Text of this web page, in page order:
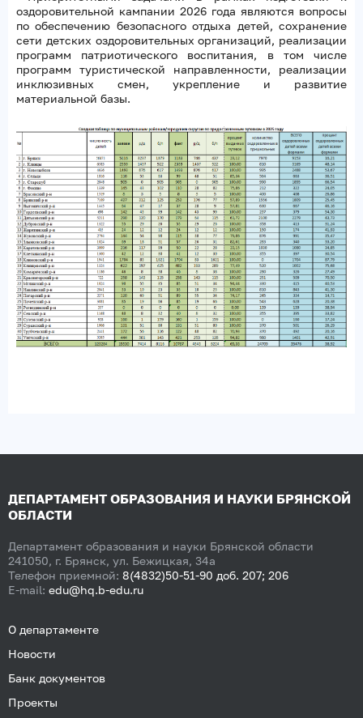
оздоровительной кампании 2026 года являются вопросы
по обеспечению безопасного отдыха детей, сохранение
сети детских оздоровительных организаций, реализации
программ патриотического воспитания, в том числе
программ туристической направленности, реализации
инклюзивных смен, укрепление и развитие
материальной базы.
ДЕПАРТАМЕНТ ОБРАЗОВАНИЯ И НАУКИ БРЯНСКОЙ
ОБЛАСТИ
Департамент образования и науки Брянской области
241050, г. Брянск, ул. Бежицкая, 34а
Телефон приемной: 8(4832)50-51-90 доб. 207; 206
E-mail: edu@hq.b-edu.ru
О департаменте
Новости
Банк документов
Проекты